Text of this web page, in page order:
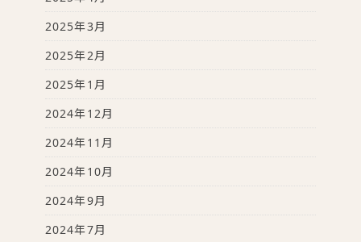
2025年3月
2025年2月
2025年1月
2024年12月
2024年11月
2024年10月
2024年9月
2024年7月